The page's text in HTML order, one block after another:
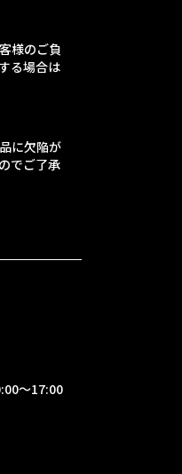
様のご負
る場合は
に欠陥が
でご了承
～17:00